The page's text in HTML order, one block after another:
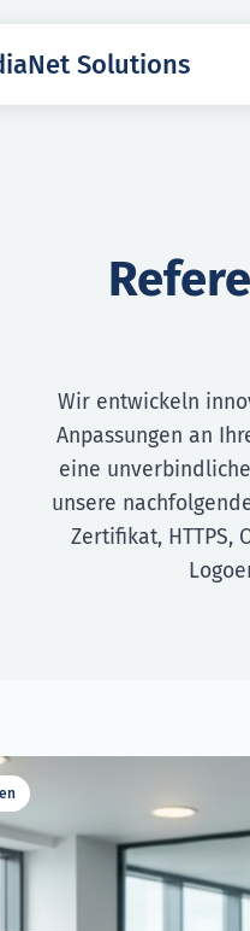
Solutions
Wir entwickeln
Anpassungen an
eine
unsere
Zertifikat, HTTPS,